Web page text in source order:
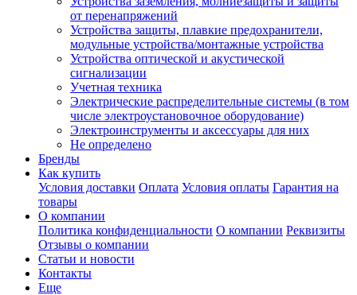
от перенапряжений
Устройства защиты, плавкие предохранители,
модульные устройства/монтажные устройства
Устройства оптической и акустической
сигнализации
Учетная техника
Электрические распределительные системы (в том
числе электроустановочное оборудование)
Электроинструменты и аксессуары для них
Не определено
Бренды
Как купить
Условия доставки Оплата Условия оплаты Гарантия на
товары
О компании
Политика конфиденциальности О компании Реквизиты
Отзывы о компании
Статьи и новости
Контакты
Еще